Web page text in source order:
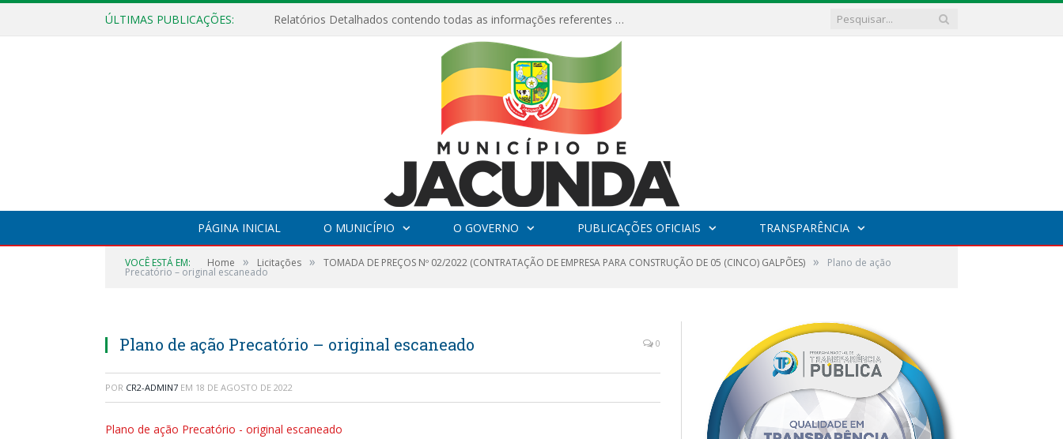
ÚLTIMAS PUBLICAÇÕES: Relatórios Detalhados contendo todas as informações referentes a execução de recursos destinados ao fomento de projetos culturais no Município de Jacundá entre os anos de 2022 ao presente ano de 2026.
PÁGINA INICIAL O MUNICÍPIO O GOVERNO PUBLICAÇÕES OFICIAIS TRANSPARÊNCIA
VOCÊ ESTÁ EM: Home » Licitações » TOMADA DE PREÇOS Nº 02/2022 (CONTRATAÇÃO DE EMPRESA PARA CONSTRUÇÃO DE 05 (CINCO) GALPÕES) » Plano de ação
Precatório – original escaneado
Plano de ação Precatório – original escaneado 0
POR CR2-ADMIN7 EM 18 DE AGOSTO DE 2022
Plano de ação Precatório - original escaneado